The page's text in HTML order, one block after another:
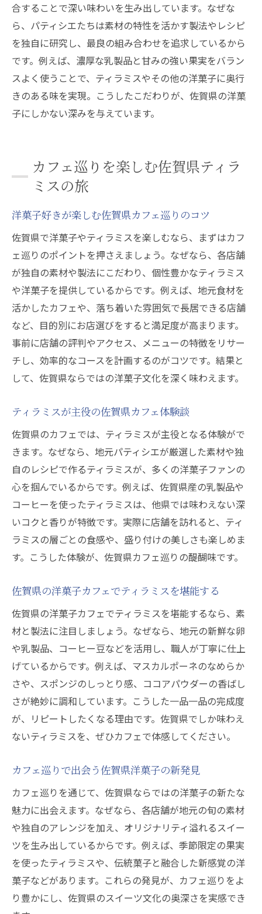
合することで深い味わいを生み出しています。なぜな
ら、パティシエたちは素材の特性を活かす製法やレシピ
を独自に研究し、最良の組み合わせを追求しているから
です。例えば、濃厚な乳製品と甘みの強い果実をバラン
スよく使うことで、ティラミスやその他の洋菓子に奥行
きのある味を実現。こうしたこだわりが、佐賀県の洋菓
子にしかない深みを与えています。
カフェ巡りを楽しむ佐賀県ティラ
ミスの旅
洋菓子好きが楽しむ佐賀県カフェ巡りのコツ
佐賀県で洋菓子やティラミスを楽しむなら、まずはカフ
ェ巡りのポイントを押さえましょう。なぜなら、各店舗
が独自の素材や製法にこだわり、個性豊かなティラミス
や洋菓子を提供しているからです。例えば、地元食材を
活かしたカフェや、落ち着いた雰囲気で長居できる店舗
など、目的別にお店選びをすると満足度が高まります。
事前に店舗の評判やアクセス、メニューの特徴をリサー
チし、効率的なコースを計画するのがコツです。結果と
して、佐賀県ならではの洋菓子文化を深く味わえます。
ティラミスが主役の佐賀県カフェ体験談
佐賀県のカフェでは、ティラミスが主役となる体験がで
きます。なぜなら、地元パティシエが厳選した素材や独
自のレシピで作るティラミスが、多くの洋菓子ファンの
心を掴んでいるからです。例えば、佐賀県産の乳製品や
コーヒーを使ったティラミスは、他県では味わえない深
いコクと香りが特徴です。実際に店舗を訪れると、ティ
ラミスの層ごとの食感や、盛り付けの美しさも楽しめま
す。こうした体験が、佐賀県カフェ巡りの醍醐味です。
佐賀県の洋菓子カフェでティラミスを堪能する
佐賀県の洋菓子カフェでティラミスを堪能するなら、素
材と製法に注目しましょう。なぜなら、地元の新鮮な卵
や乳製品、コーヒー豆などを活用し、職人が丁寧に仕上
げているからです。例えば、マスカルポーネのなめらか
さや、スポンジのしっとり感、ココアパウダーの香ばし
さが絶妙に調和しています。こうした一品一品の完成度
が、リピートしたくなる理由です。佐賀県でしか味わえ
ないティラミスを、ぜひカフェで体感してください。
カフェ巡りで出会う佐賀県洋菓子の新発見
カフェ巡りを通じて、佐賀県ならではの洋菓子の新たな
魅力に出会えます。なぜなら、各店舗が地元の旬の素材
や独自のアレンジを加え、オリジナリティ溢れるスイー
ツを生み出しているからです。例えば、季節限定の果実
を使ったティラミスや、伝統菓子と融合した新感覚の洋
菓子などがあります。これらの発見が、カフェ巡りをよ
り豊かにし、佐賀県のスイーツ文化の奥深さを実感でき